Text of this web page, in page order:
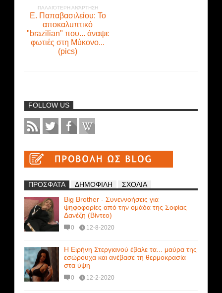
ΠΑΛΑΙΌΤΕΡΗ ΑΝΆΡΤΗΣΗ
Ε. Παπαβασιλείου: Το
απoκαλuπτικό
"brazilian" που... άναψε
φωτιές στη Μύκονο...
(pics)
FOLLOW US
ΠΡΟΣΦΑΤΑ ΔΗΜΟΦΙΛΗ
ΣΧΟΛΙΑ
Big Brother - Συνεννοήσεις για
ψηφοφορίες από την ομάδα της Σοφίας
Δανέζη (Βίντεο)
0 12-8-2020
Η Ειρήνη Στεργιανού έβαλε τα... μαύρα της
εσώρουχα και ανέβασε τη θερμοκρασία
στα ύψη
0 12-2-2020